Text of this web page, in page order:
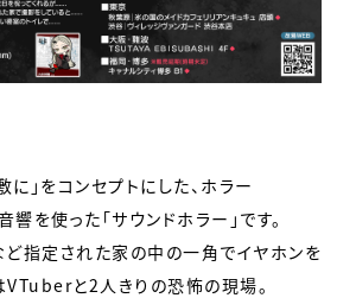
」をコンセプトにした、ホラー
使った「サウンドホラー」です。
ど指定された家の中の一角でイヤホンを
VTuberと2人きりの恐怖の現場。